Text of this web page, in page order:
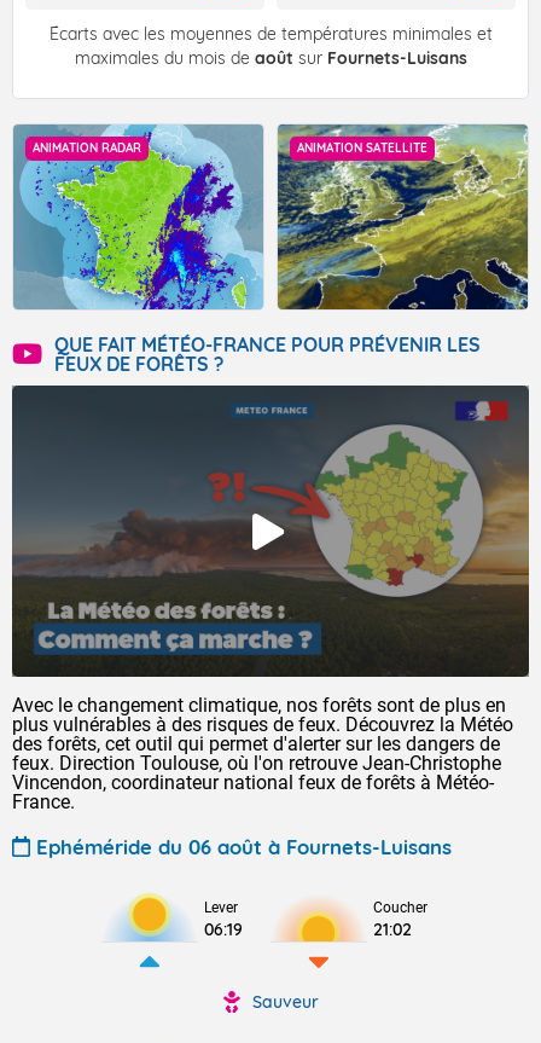
Écarts avec les moyennes de températures minimales et
maximales du mois de août sur Fournets-Luisans
ANIMATION RADAR ANIMATION SATELLITE
QUE FAIT MÉTÉO-FRANCE POUR PRÉVENIR LES
FEUX DE FORÊTS ?
Avec le changement climatique, nos forêts sont de plus en
plus vulnérables à des risques de feux. Découvrez la Météo
des forêts, cet outil qui permet d'alerter sur les dangers de
feux. Direction Toulouse, où l'on retrouve Jean-Christophe
Vincendon, coordinateur national feux de forêts à Météo-
France.
Ephéméride du 06 août à Fournets-Luisans
Lever
06:19
Coucher
21:02
Sauveur